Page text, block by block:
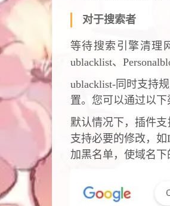
对于搜索者
等待搜索引擎清理
ublacklist、
ublacklist-同时支持
置。您可以通过以下
默认情况下，插件
支持必要的修改，如
加黑名单，使域名下